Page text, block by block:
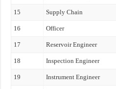
15 Supply Chain
16 Officer
17 Reservoir Engineer
18 Inspection Engineer
19 Instrument Engineer